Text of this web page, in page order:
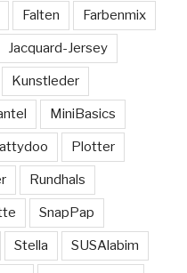
Falten Farbenmix
Jacquard-Jersey
Kunstleder
MiniBasics
Plotter
Rundhals
SnapPap
Stella SUSAlabim